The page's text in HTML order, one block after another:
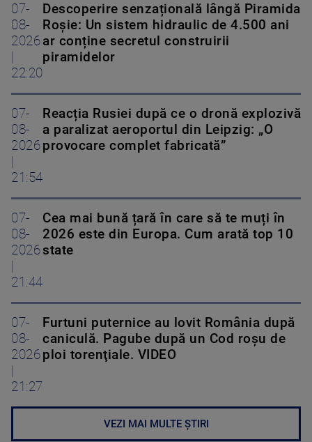
07-
08-
2026
22:20
Descoperire senzațională lângă Piramida
Roșie: Un sistem hidraulic de 4.500 ani
ar conține secretul construirii
piramidelor
07-
08-
2026
21:54
Reacția Rusiei după ce o dronă explozivă
a paralizat aeroportul din Leipzig: „O
provocare complet fabricată”
07-
08-
2026
21:44
Cea mai bună țară în care să te muți în
2026 este din Europa. Cum arată top 10
state
07-
08-
2026
21:27
Furtuni puternice au lovit România după
caniculă. Pagube după un Cod roşu de
ploi torenţiale. VIDEO
VEZI MAI MULTE ȘTIRI